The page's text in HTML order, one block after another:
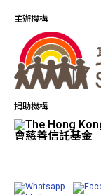
主辦機構
捐助機構